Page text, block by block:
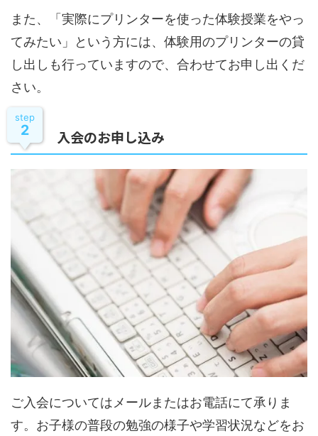
また、「実際にプリンターを使った体験授業をやっ
てみたい」という方には、体験用のプリンターの貸
し出しも行っていますので、合わせてお申し出くだ
さい。
step
2 入会のお申し込み
ご入会についてはメールまたはお電話にて承りま
す。お子様の普段の勉強の様子や学習状況などをお